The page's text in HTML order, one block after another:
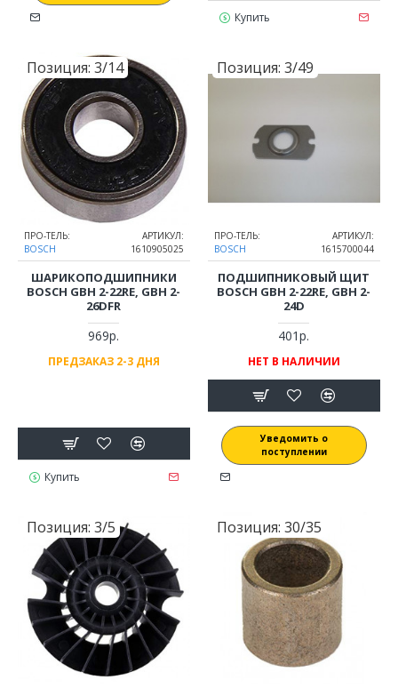
Купить
Позиция: 3/14
ПРО-ТЕЛЬ:
BOSCH
АРТИКУЛ:
1610905025
ШАРИКОПОДШИПНИКИ
BOSCH GBH 2-22RE, GBH 2-
26DFR
969р.
ПРЕДЗАКАЗ 2-3 ДНЯ
Купить
Позиция: 3/49
ПРО-ТЕЛЬ:
BOSCH
АРТИКУЛ:
1615700044
ПОДШИПНИКОВЫЙ ЩИТ
BOSCH GBH 2-22RE, GBH 2-
24D
401р.
НЕТ В НАЛИЧИИ
Уведомить о
поступлении
Позиция: 3/5 Позиция: 30/35